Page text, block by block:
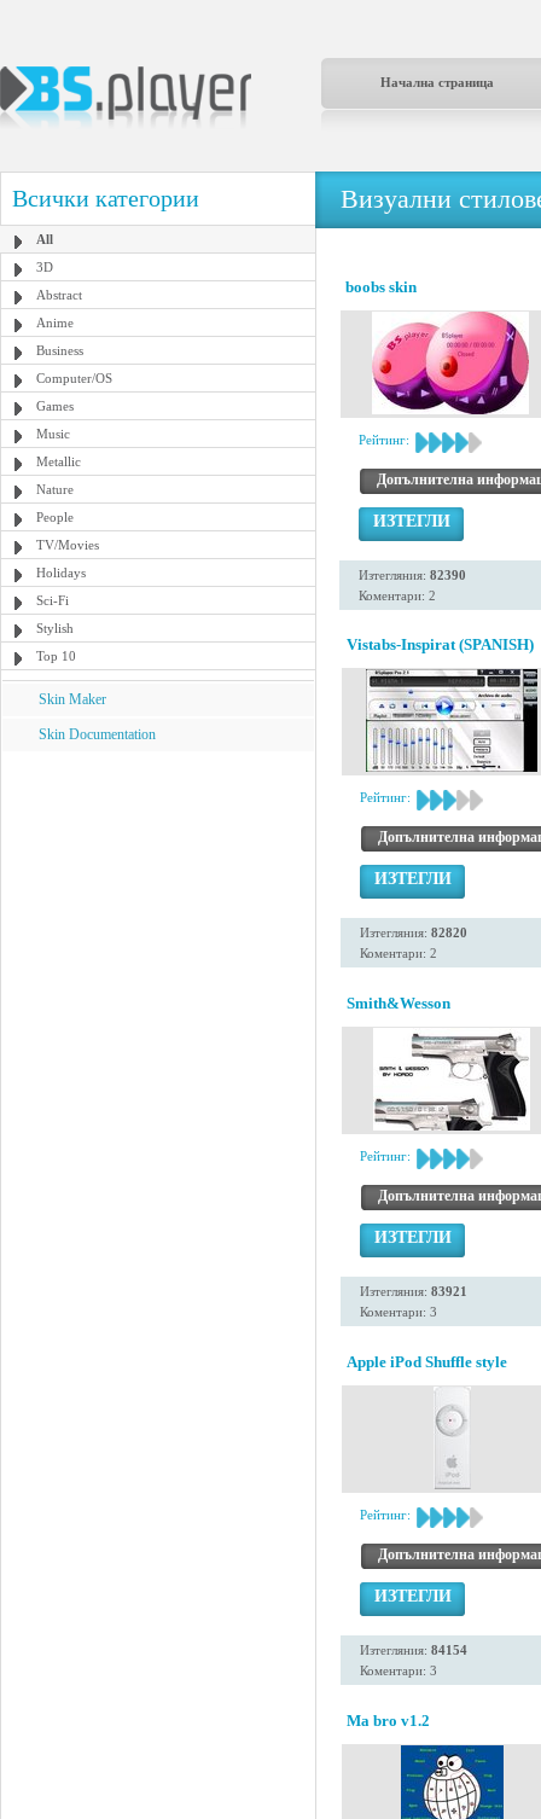
Начална страница
Всички категории
All
3D
Abstract
Anime
Business
Computer/OS
Games
Music
Metallic
Nature
People
TV/Movies
Holidays
Sci-Fi
Stylish
Top 10
Skin Maker
Skin Documentation
Визуални
boobs skin
Рейтинг:
Допълнителна
ИЗТЕГЛИ
Изтегляния: 82390
Коментари: 2
Vistabs-Inspirat (SPANISH)
Рейтинг:
Допълнителна
ИЗТЕГЛИ
Изтегляния: 82820
Коментари: 2
Smith&Wesson
Рейтинг:
Допълнителна
ИЗТЕГЛИ
Изтегляния: 83921
Коментари: 3
Apple iPod Shuffle style
Рейтинг:
Допълнителна
ИЗТЕГЛИ
Изтегляния: 84154
Коментари: 3
Ma bro v1.2